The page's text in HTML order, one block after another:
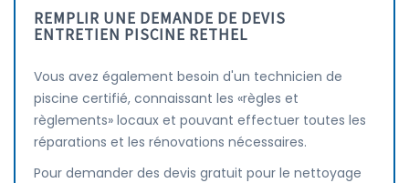
REMPLIR UNE DEMANDE DE DEVIS
ENTRETIEN PISCINE RETHEL
Vous avez également besoin d'un technicien de
piscine certifié, connaissant les «règles et
règlements» locaux et pouvant effectuer toutes les
réparations et les rénovations nécessaires.
Pour demander des devis gratuit pour le nettoyage